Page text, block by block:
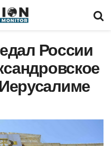
России